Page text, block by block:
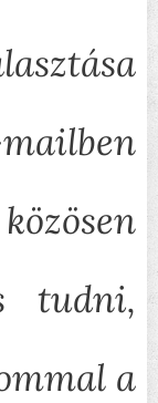
tudni,
a